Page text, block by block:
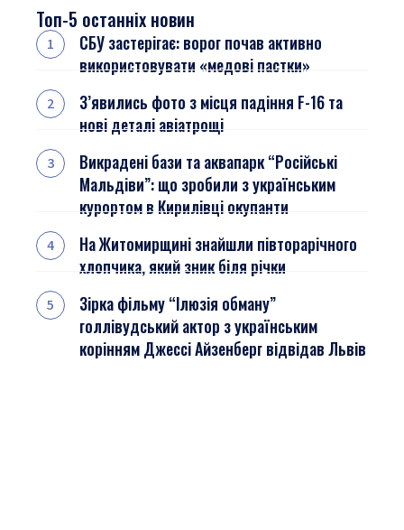
Топ-5 останніх новин
СБУ застерігає: ворог почав активно
використовувати «медові пастки»
З’явились фото з місця падіння F-16 та
нові деталі авіатрощі
Викрадені бази та аквапарк “Російські
Мальдіви”: що зробили з українським
курортом в Кирилівці окупанти
На Житомирщині знайшли півторарічного
хлопчика, який зник біля річки
Зірка фільму “Ілюзія обману”
голлівудський актор з українським
корінням Джессі Айзенберг відвідав Львів